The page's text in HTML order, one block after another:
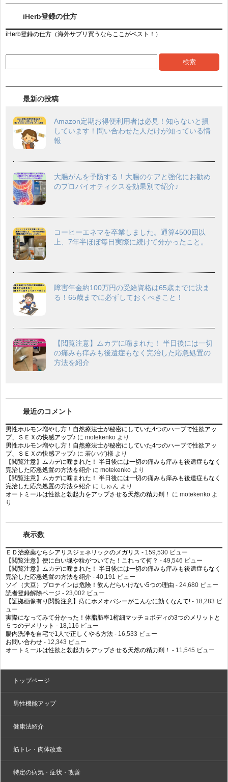
iHerb登録の仕方
iHerb登録の仕方（海外サプリ買うならここがベスト！）
最新の投稿
Amazon定期お得便利用者は必見！知らないと損
しています！問い合わせた人だけが知っている情
報
大腸がんを予防する！大腸のケアと強化にお勧め
のプロバイオティクスを効果別で紹介♪
コーヒーエネマを卒業しました。通算4500回以
上、7年半ほぼ毎日実際に続けて分かったこと。
障害年金約100万円の受給資格は65歳までに決ま
る！65歳までに必ずしておくべきこと！
【閲覧注意】ムカデに噛まれた！ 半日後には一切
の痛みも痒みも後遺症もなく完治した応急処置の
方法を紹介
最近のコメント
男性ホルモン増やし方！自然療法士が秘密にしていた4つのハーブで性欲アッ
プ、ＳＥＸの快感アップ♪ に motekenko より
男性ホルモン増やし方！自然療法士が秘密にしていた4つのハーブで性欲アッ
プ、ＳＥＸの快感アップ♪ に 若(ハゲ)様 より
【閲覧注意】ムカデに噛まれた！ 半日後には一切の痛みも痒みも後遺症もなく
完治した応急処置の方法を紹介 に motekenko より
【閲覧注意】ムカデに噛まれた！ 半日後には一切の痛みも痒みも後遺症もなく
完治した応急処置の方法を紹介 に しゅん より
オートミールは性欲と勃起力をアップさせる天然の精力剤！
に motekenko よ
り
表示数
ＥＤ治療薬ならシアリスジェネリックのメガリス - 159,530 ビュー
【閲覧注意】便に白い塊や粒がついてた！これって何？ - 49,546 ビュー
【閲覧注意】ムカデに噛まれた！ 半日後には一切の痛みも痒みも後遺症もなく
完治した応急処置の方法を紹介 - 40,191 ビュー
ソイ（大豆）プロテインは危険！飲んだらいけない5つの理由 - 24,680 ビュー
読者登録解除ページ - 23,002 ビュー
【証拠画像有り閲覧注意】痔にホメオパシーがこんなに効くなんて! - 18,283 ビ
ュー
実際になってみて分かった！体脂肪率1桁細マッチョボディの3つのメリットと
５つのデメリット - 18,116 ビュー
腸内洗浄を自宅で1人で正しくやる方法 - 16,533 ビュー
お問い合わせ - 12,343 ビュー
オートミールは性欲と勃起力をアップさせる天然の精力剤！ - 11,545 ビュー
トップページ
男性機能アップ
健康法紹介
筋トレ・肉体改造
特定の病気・症状・改善